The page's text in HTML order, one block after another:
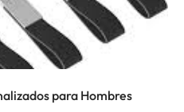
para Hombres